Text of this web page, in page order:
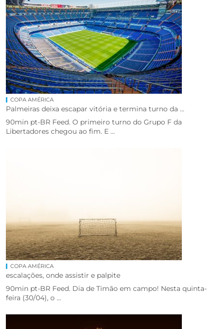
COPA AMÉRICA
Palmeiras deixa escapar vitória e termina turno da ...
90min pt-BR Feed. O primeiro turno do Grupo F da
Libertadores chegou ao fim. E ...
COPA AMÉRICA
escalações, onde assistir e palpite
90min pt-BR Feed. Dia de Timão em campo! Nesta quinta-
feira (30/04), o ...